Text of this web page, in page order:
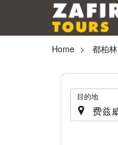
Home 都柏林
. 目的地